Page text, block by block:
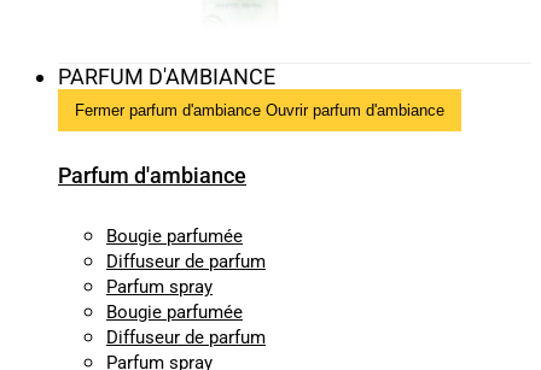
PARFUM D'AMBIANCE
Fermer parfum d'ambiance Ouvrir parfum d'ambiance
Parfum d'ambiance
Bougie parfumée
Diffuseur de parfum
Parfum spray
Bougie parfumée
Diffuseur de parfum
Parfum spray